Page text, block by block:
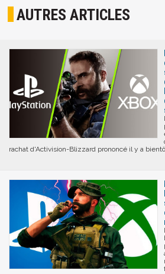
AUTRES ARTICLES
rachat d'Activision-Blizzard prononcé il y a